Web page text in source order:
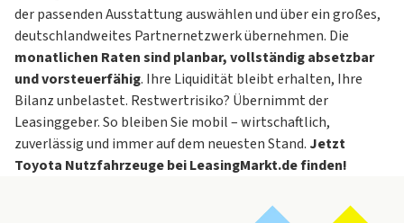
der passenden Ausstattung auswählen und über ein großes,
deutschlandweites Partnernetzwerk übernehmen. Die
monatlichen Raten sind planbar, vollständig absetzbar
und vorsteuerfähig. Ihre Liquidität bleibt erhalten, Ihre
Bilanz unbelastet. Restwertrisiko? Übernimmt der
Leasinggeber. So bleiben Sie mobil – wirtschaftlich,
zuverlässig und immer auf dem neuesten Stand. Jetzt
Toyota Nutzfahrzeuge bei LeasingMarkt.de finden!